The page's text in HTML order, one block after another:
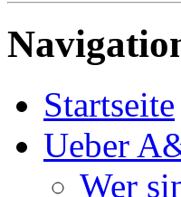
Startseite
Ueber
Wer